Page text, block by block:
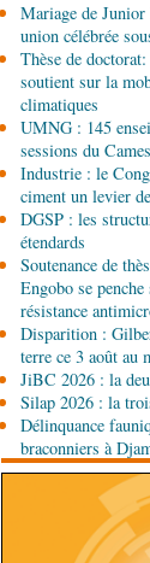
SociétéÉpidémie
renforce la
d'Africa CDC
06-08-2026 12:38
Sport
ambassadrice de
Brazzaville
06-08-2026 09:30
Politique
Ecofin
06-08-2026 08:45
PolitiqueVie des
Pierre Oba jettent
fructueuse
06-08-2026 08:30
Afrique-Monde
l'ONU cachent la
contrôle des
Mariage de
union célébrée
Thèse de
soutient sur la
climatiques
UMNG : 145
sessions du Cames
Industrie : le
ciment un levier
DGSP : les
étendards
Soutenance de
Engobo se
résistance
Disparition :
terre ce 3 août au
JiBC 2026 : la
Silap 2026 : la
Délinquance
braconniers à